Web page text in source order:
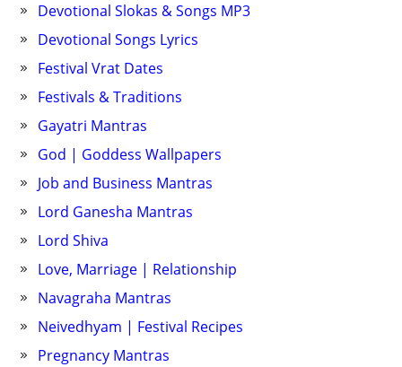
Devotional Slokas & Songs MP3
Devotional Songs Lyrics
Festival Vrat Dates
Festivals & Traditions
Gayatri Mantras
God | Goddess Wallpapers
Job and Business Mantras
Lord Ganesha Mantras
Lord Shiva
Love, Marriage | Relationship
Navagraha Mantras
Neivedhyam | Festival Recipes
Pregnancy Mantras